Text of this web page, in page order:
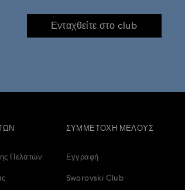
Ενταχθείτε στο club
Πελατών
ΣΥΜΜΕΤΟΧΉ ΜΈΛΟΥΣ
Εγγραφή
Swarovski Club